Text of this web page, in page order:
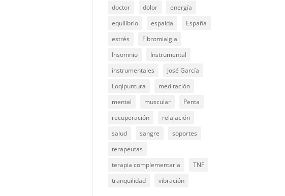
doctor
dolor
energía
equilibrio
espalda
España
estrés
Fibromialgia
Insomnio
Instrumental
instrumentales
José García
Loqipuntura
meditación
mental
muscular
Penta
recuperación
relajación
salud
sangre
soportes
terapeutas
terapia complementaria
TNF
tranquilidad
vibración